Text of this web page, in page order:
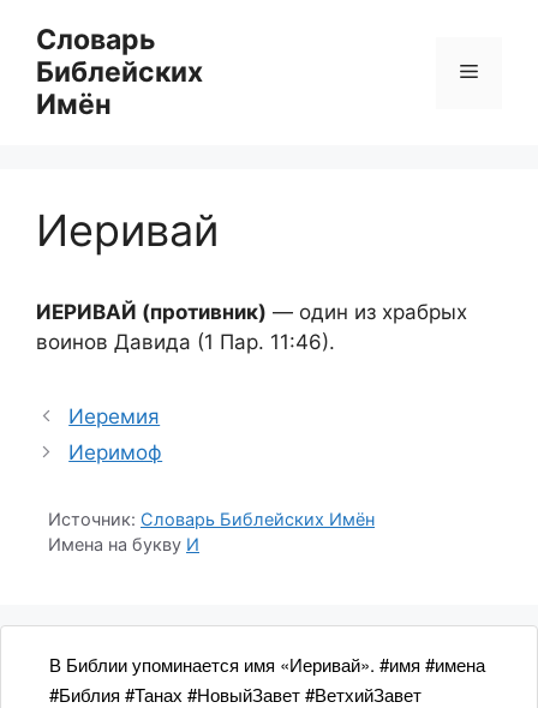
содержимому
Словарь
Библейских
Имён
Меню
Иеривай
ИЕРИВАЙ (противник) — один из храбрых
воинов Давида (1 Пар. 11:46).
Иеремия
Иеримоф
Источник: Словарь Библейских Имён
Имена на букву И
В Библии упоминается имя «Иеривай». #имя #имена
#Библия #Танах #НовыйЗавет #ВетхийЗавет